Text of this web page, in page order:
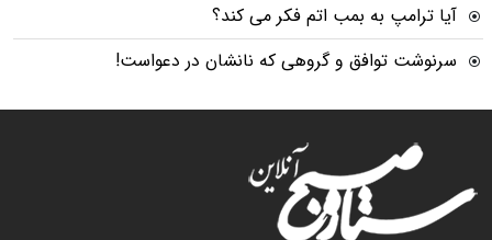
آیا ترامپ به بمب اتم فکر می کند؟
سرنوشت توافق و گروهی که نانشان در دعواست!